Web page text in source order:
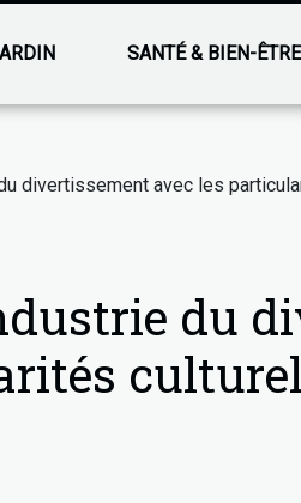
SANTÉ & BIEN-ÊTRE
divertissement avec les
du